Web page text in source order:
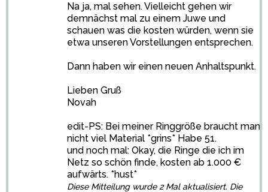
Na ja, mal sehen. Vielleicht gehen wir
demnächst mal zu einem Juwe und
schauen was die kosten würden, wenn sie
etwa unseren Vorstellungen entsprechen.
Dann haben wir einen neuen Anhaltspunkt.
Lieben Gruß
Novah
edit-PS: Bei meiner Ringgröße braucht man
nicht viel Material *grins* Habe 51.
und noch mal: Okay, die Ringe die ich im
Netz so schön finde, kosten ab 1.000 €
aufwärts. *hust*
Diese Mitteilung wurde 2 Mal aktualisiert. Die